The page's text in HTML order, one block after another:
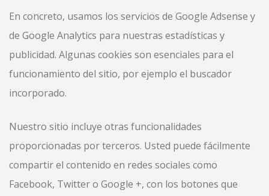
En concreto, usamos los servicios de Google Adsense y
de Google Analytics para nuestras estadísticas y
publicidad. Algunas cookies son esenciales para el
funcionamiento del sitio, por ejemplo el buscador
incorporado.
Nuestro sitio incluye otras funcionalidades
proporcionadas por terceros. Usted puede fácilmente
compartir el contenido en redes sociales como
Facebook, Twitter o Google +, con los botones que